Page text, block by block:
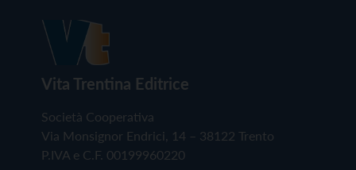
Vita Trentina Editrice
Società Cooperativa
Via Monsignor Endrici, 14 – 38122 Trento
P.IVA e C.F. 00199960220